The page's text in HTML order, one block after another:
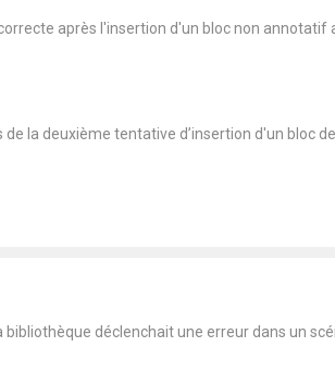
après l'insertion d'un bloc non
la deuxième tentative d’insertion d'un bloc
déclenchait une erreur dans un